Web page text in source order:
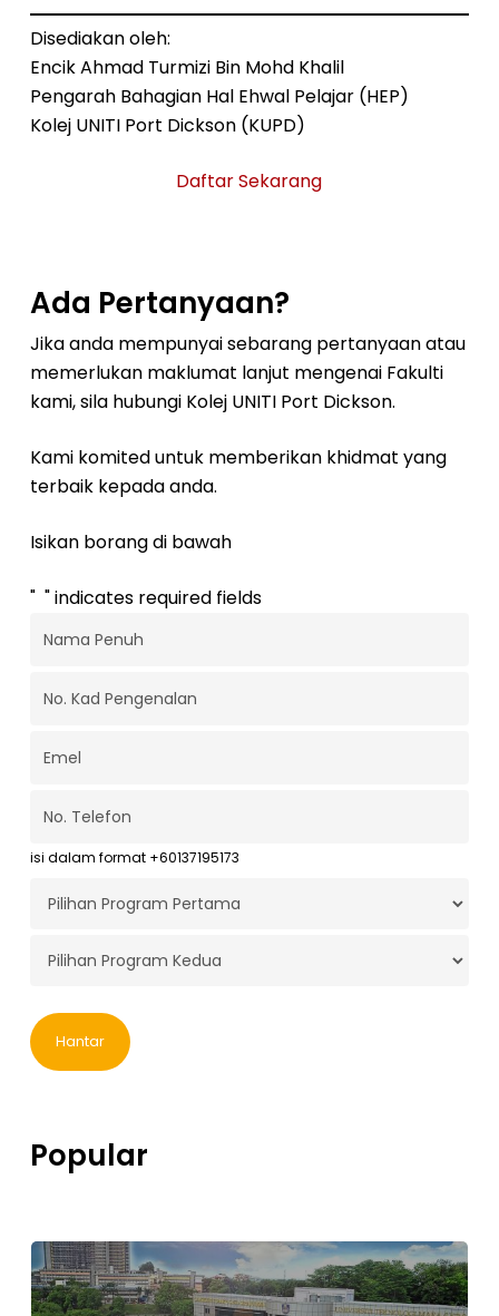
Disediakan oleh:
Encik Ahmad Turmizi Bin Mohd Khalil
Pengarah Bahagian Hal Ehwal Pelajar (HEP)
Kolej UNITI Port Dickson (KUPD)
Daftar Sekarang
Ada Pertanyaan?
Jika anda mempunyai sebarang pertanyaan atau
memerlukan maklumat lanjut mengenai Fakulti
kami, sila hubungi Kolej UNITI Port Dickson.
Kami komited untuk memberikan khidmat yang
terbaik kepada anda.
Isikan borang di bawah
"* " indicates required fields
Nama
No.
Pengenalan
Emel*
No.
Telefon*
isi dalam format +60137195173
Program
Program
Popular